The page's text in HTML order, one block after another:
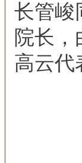
长管峻
院长
高云代